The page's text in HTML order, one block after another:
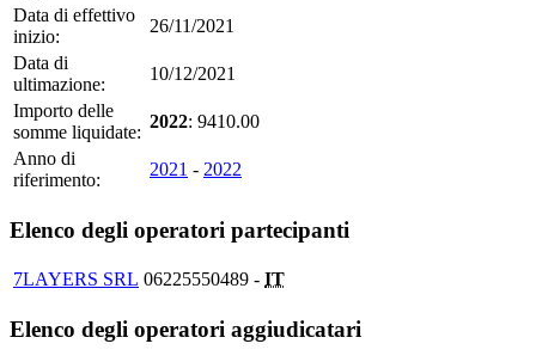
Data di effettivo
inizio:
26/11/2021
Data di
ultimazione:
10/12/2021
Importo delle
somme liquidate:
2022: 9410.00
Anno di
riferimento:
2021 - 2022
Elenco degli operatori partecipanti
7LAYERS SRL 06225550489 - IT
Elenco degli operatori aggiudicatari